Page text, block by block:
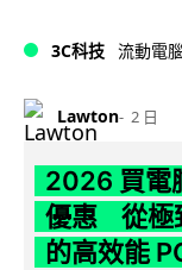
3C科技 流動電
Lawton 2 日
2026 買電
優惠 從極
的高效能